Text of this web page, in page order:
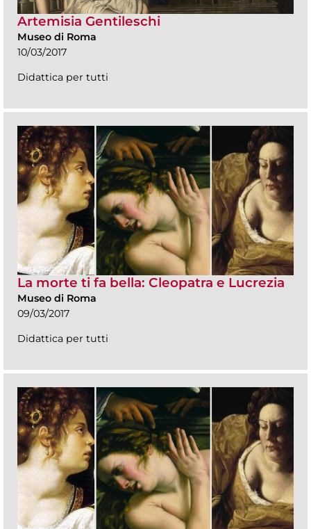
Artemisia Gentileschi
Museo di Roma
10/03/2017
Didattica per tutti
La morte ti fa bella: Cleopatra e Lucrezia
Museo di Roma
09/03/2017
Didattica per tutti